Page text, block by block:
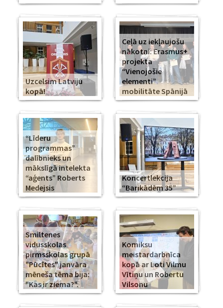
Uzcelsim Latviju
kopā!
Ceļā uz iekļaujošu
nākotni: Erasmus+
projekta
“Vienojošie
elementi”
mobilitāte Spānijā
“Līderu
programmas”
dalībnieks un
mākslīgā intelekta
“aģents” Roberts
Medejsis
Koncertlekcija
“Barikādēm 35”
Smiltenes
vidusskolas
pirmsskolas grupā
"Pūcītes" janvāra
mēneša tēma bija:
"Kas ir ziema?".
Komiksu
meistardarbnīca
kopā ar Loti Vilmu
Vītiņu un Robertu
Vilsonu